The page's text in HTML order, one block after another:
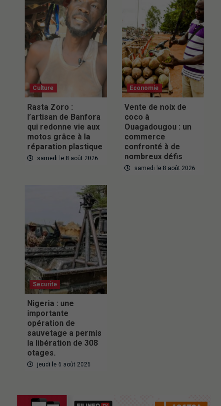
Culture
Rasta Zoro :
l’artisan de Banfora
qui redonne vie aux
motos grâce à la
réparation plastique
samedi le 8 août 2026
Economie
Vente de noix de
coco à
Ouagadougou : un
commerce
confronté à de
nombreux défis
samedi le 8 août 2026
Securite
Nigeria : une
importante
opération de
sauvetage a permis
la libération de 308
otages.
jeudi le 6 août 2026